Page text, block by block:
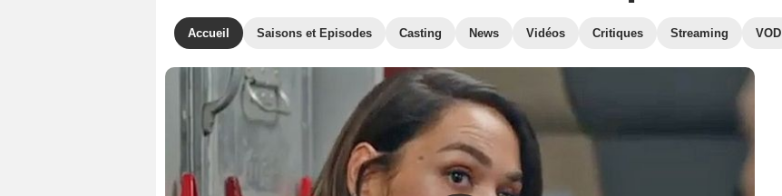
Accueil Saisons et Episodes Casting News Vidéos Critiques Streaming VOD